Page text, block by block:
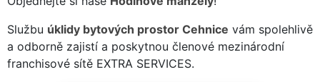
Službu úklidy bytových prostor Cehnice vám spolehlivě
a odborně zajistí a poskytnou členové mezinárodní
franchisové sítě EXTRA SERVICES.